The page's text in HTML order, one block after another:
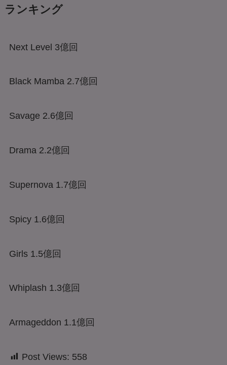
ランキング
Next Level 3億回
Black Mamba 2.7億回
Savage 2.6億回
Drama 2.2億回
Supernova 1.7億回
Spicy 1.6億回
Girls 1.5億回
Whiplash 1.3億回
Armageddon 1.1億回
Post Views: 558